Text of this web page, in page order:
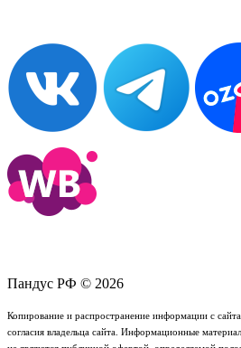
Пандус РФ © 2026
Копирование и распространение информации с
согласия владельца сайта. Информационные